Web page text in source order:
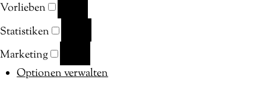
Vorlieben
VORLIEBEN
Statistiken
STATISTIKEN
Marketing
MARKETING
Optionen verwalten